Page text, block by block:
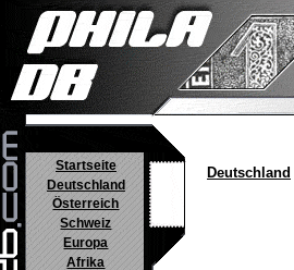
Startseite
Deutschland
Österreich
Schweiz
Europa
Afrika
Deutschland